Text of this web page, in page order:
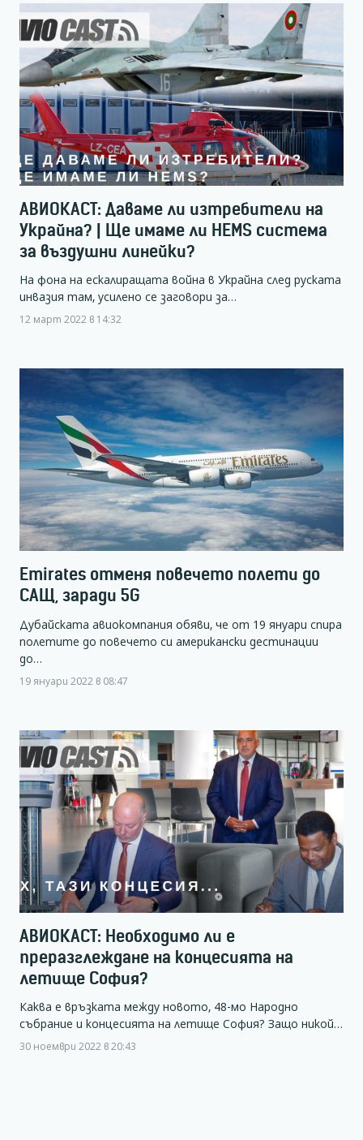
АВИОКАСТ: Даваме ли изтребители на
Украйна? | Ще имаме ли HEMS система
за въздушни линейки?
На фона на ескалиращата война в Украйна след руската
инвазия там, усилено се заговори за…
12 март 2022 в 14:32
Emirates отменя повечето полети до
САЩ, заради 5G
Дубайската авиокомпания обяви, че от 19 януари спира
полетите до повечето си американски дестинации
до…
19 януари 2022 в 08:47
АВИОКАСТ: Необходимо ли е
преразглеждане на концесията на
летище София?
Каква е връзката между новото, 48-мо Народно
събрание и концесията на летище София? Защо никой…
30 ноември 2022 в 20:43